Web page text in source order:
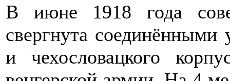
В июне 1918 года
свергнута соединёнными
и чехословацкого